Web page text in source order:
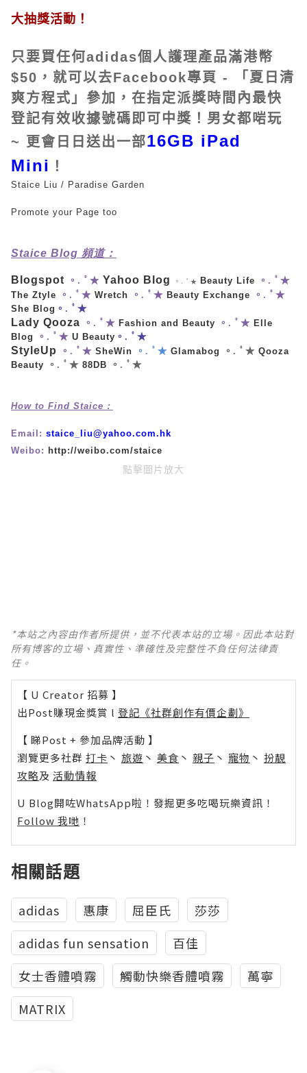
大抽獎活動！
只要買任何adidas個人護理產品滿港幣
$50，就可以去Facebook專頁 - 「夏日清
爽方程式」參加，在指定派獎時間內最快
登記有效收據號碼即可中獎！男女都啱玩
~ 更會日日送出一部16GB iPad
Mini ！
Staice Liu / Paradise Garden
Promote your Page too
Staice Blog 頻道：
Blogspot 。. ﾟ★ Yahoo Blog 。. ﾟ★ Beauty Life
。. ﾟ★
The Ztyle
。. ﾟ★ Wretch 。. ﾟ★ Beauty Exchange
。. ﾟ★
She Blog 。. ﾟ★
Lady Qooza 。. ﾟ★ Fashion and Beauty 。. ﾟ★ Elle
Blog
。. ﾟ★ U Beauty 。. ﾟ★
StyleUp 。. ﾟ★ SheWin 。. ﾟ★ Glamabog 。. ﾟ★ Qooza
Beauty
。. ﾟ★ 88DB 。. ﾟ★
How to Find Staice：
Email: staice_liu@yahoo.com.hk
Weibo: http://weibo.com/staice
點擊圖片放大
*本站之內容由作者所提供，並不代表本站的立場。因此本站對
所有博客的立場、真實性、準確性及完整性不負任何法律責
任。
【 U Creator 招募 】
出Post賺現金獎賞 l 登記《社群創作有價企劃》
【 睇Post + 參加品牌活動 】
瀏覽更多社群 打卡 丶 旅遊 丶 美食 丶 親子 丶 寵物 丶 扮靚
攻略及 活動情報
U Blog開咗WhatsApp啦！發掘更多吃喝玩樂資訊！
Follow 我哋 ！
相關話題
adidas 惠康 屈臣氏
莎莎
adidas fun sensation
百佳
女士香體噴霧
觸動快樂香體噴霧
萬寧
MATRIX